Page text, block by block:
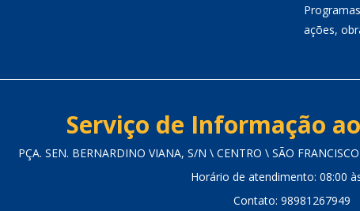
ações,
Serviço de Informação
PÇA. SEN. BERNARDINO VIANA, S/N \ CENTRO \ SÃO
Horário de atendimento: 08:00
Contato: 98981267949